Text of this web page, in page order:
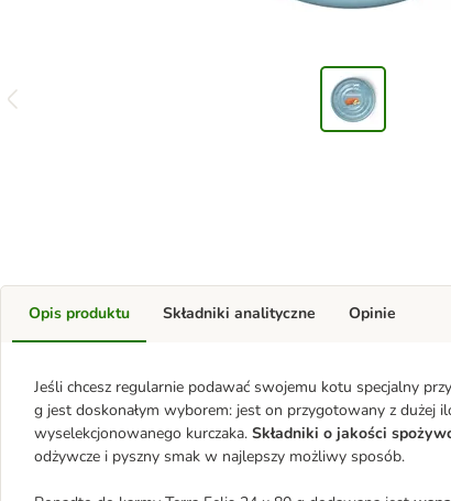
Opis produktu
Jeśli chcesz regularnie podawać swojemu kotu specjalny
g jest doskonałym wyborem: jest on przygotowany z dużej
wyselekcjonowanego kurczaka. Składniki o jakości
odżywcze i pyszny smak w najlepszy możliwy sposób.
Składniki analityczne Opinie